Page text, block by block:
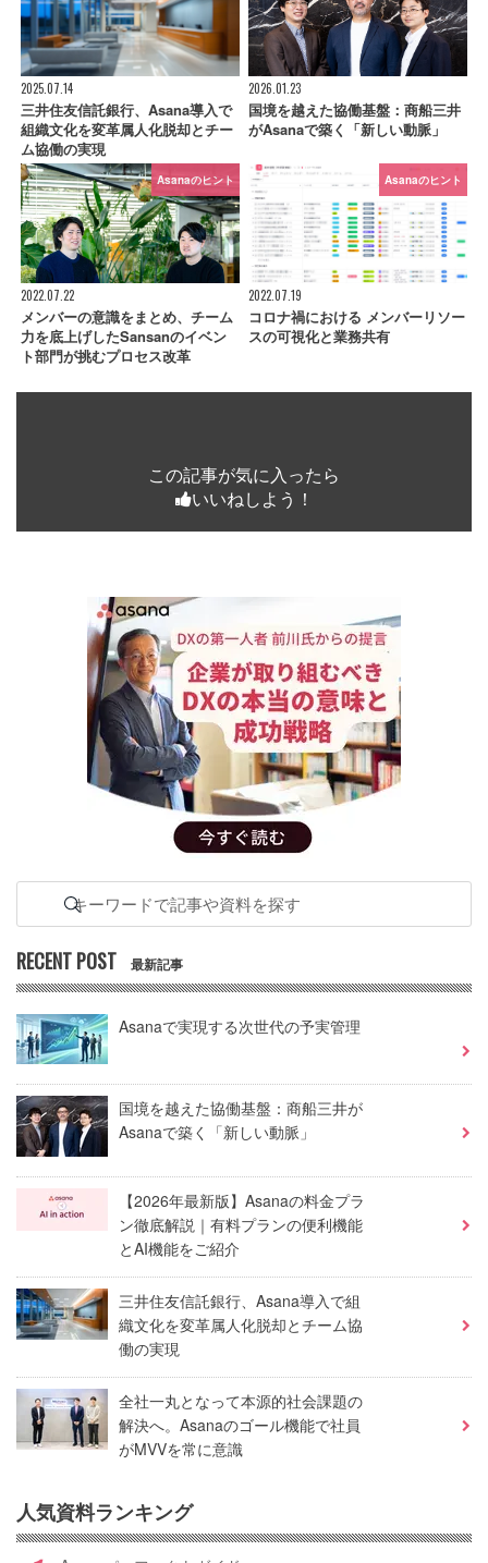
2025.07.14
三井住友信託銀行、Asana導入で
組織文化を変革属人化脱却とチー
ム協働の実現
2026.01.23
国境を越えた協働基盤：商船三井
がAsanaで築く「新しい動脈」
Asanaのヒント
2022.07.22
メンバーの意識をまとめ、チーム
力を底上げしたSansanのイベン
ト部門が挑むプロセス改革
Asanaのヒント
2022.07.19
コロナ禍における メンバーリソー
スの可視化と業務共有
この記事が気に入ったら
いいねしよう！
RECENT POST 最新記事
Asanaで実現する次世代の予実管理
国境を越えた協働基盤：商船三井が
Asanaで築く「新しい動脈」
【2026年最新版】Asanaの料金プラ
ン徹底解説｜有料プランの便利機能
とAI機能をご紹介
三井住友信託銀行、Asana導入で組
織文化を変革属人化脱却とチーム協
働の実現
全社一丸となって本源的社会課題の
解決へ。Asanaのゴール機能で社員
がMVVを常に意識
人気資料ランキング